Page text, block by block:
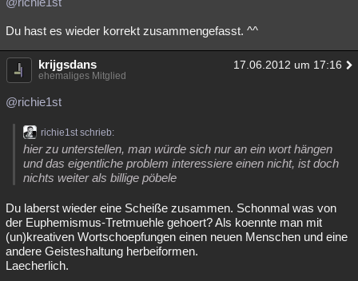
Du hast es wieder korrekt zusammengefasst. ^^
krijgsdans 17.06.2012 um 17:16
ehemaliges Mitglied
@richie1st
richie1st schrieb:
hier zu unterstellen, man würde sich nur an ein wort hängen
und das eigentliche problem interessiere einen nicht, ist doch
nichts weiter als billige pöbele
Du laberst wieder eine Scheiße zusammen. Schonmal was von
der Euphemismus-Tretmuehle gehoert? Als koennte man mit
(un)kreativen Wortschoepfungen einen neuen Menschen und eine
andere Geisteshaltung herbeiformen.
Laecherlich.